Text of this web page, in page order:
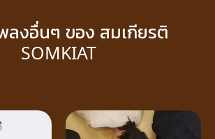
ลงอื่นๆ ของ สมเกียรติ
SOMKIAT